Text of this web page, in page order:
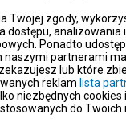
Twojej zgody,
dostępu,
Ponadto
partnerami
lub które
reklam lista
niezbędnych
do Twoich